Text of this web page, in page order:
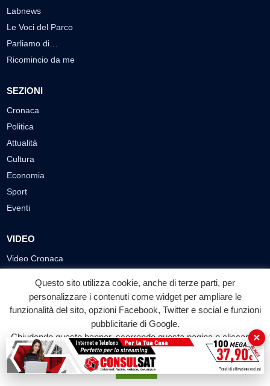
Labnews
Le Voci del Parco
Parliamo di…
Ricomincio da me
SEZIONI
Cronaca
Politica
Attualità
Cultura
Economia
Sport
Eventi
VIDEO
Video Cronaca
Video Attualità
Video Economia
Video Sport
Video Tecnologie
Video Curiosità
Questo sito utilizza cookie, anche di terze parti, per
personalizzare i contenuti come widget per ampliare le
funzionalità del sito, opzioni Facebook, Twitter e social e funzioni
pubblicitarie di Google.
Chiudendo questo banner, scorrendo questa pagina o cliccando
su qualunque suo elemento acconsenti all'uso dei cookie.
Accetta
×